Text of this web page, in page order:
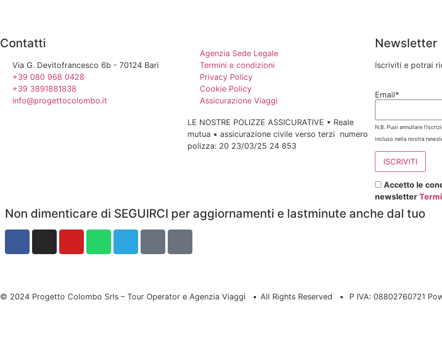
Contatti
Via G. Devitofrancesco 6b - 70124 Bari
+39 080 968 0428
+39 3891881838
info@progettocolombo.it
Agenzia Sede Legale
Termini e condizioni
Privacy Policy
Cookie Policy
Assicurazione Viaggi
LE NOSTRE POLIZZE ASSICURATIVE ▪ Reale
mutua ▪ assicurazione civile verso terzi numero
polizza: 20 23/03/25 24 853
Newsletter
Iscriviti e potrai
Email*
N.B. Puoi annullare
incluso nella nostra
Accetto le
newsletter
Non dimenticare di SEGUIRCI per aggiornamenti e lastminute anche dal tuo
© 2024 Progetto Colombo Srls – Tour Operator e Agenzia Viaggi • All Rights Reserved • P IVA: 08802760721